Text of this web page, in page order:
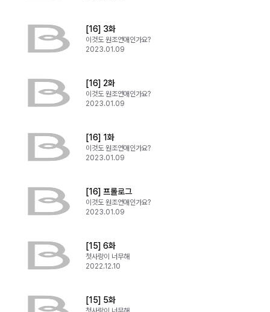
[16] 3화
이것도 원조연애인가요?
2023.01.09
[16] 2화
이것도 원조연애인가요?
2023.01.09
[16] 1화
이것도 원조연애인가요?
2023.01.09
[16] 프롤로그
이것도 원조연애인가요?
2023.01.09
[15] 6화
첫사랑이 너무해
2022.12.10
[15] 5화